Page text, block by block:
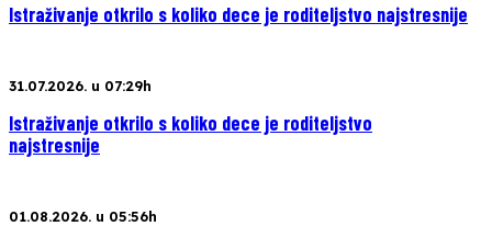
Istraživanje otkrilo s koliko dece je roditeljstvo najstresnije
31.07.2026. u 07:29h
Istraživanje otkrilo s koliko dece je roditeljstvo
najstresnije
01.08.2026. u 05:56h